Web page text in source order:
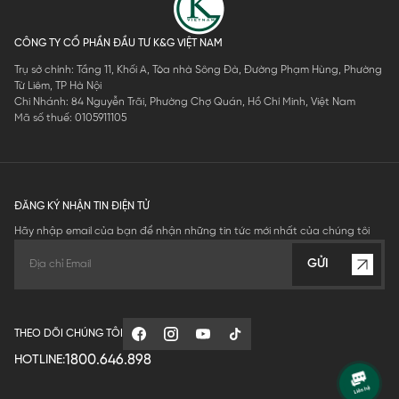
CÔNG TY CỔ PHẦN ĐẦU TƯ K&G VIỆT NAM
Trụ sở chính: Tầng 11, Khối A, Tòa nhà Sông Đà, Đường Phạm Hùng, Phường
Từ Liêm, TP Hà Nội
Chi Nhánh: 84 Nguyễn Trãi, Phường Chợ Quán, Hồ Chí Minh, Việt Nam
Mã số thuế: 0105911105
ĐĂNG KÝ NHẬN TIN ĐIỆN TỬ
Hãy nhập email của bạn để nhận những tin tức mới nhất của chúng tôi
GỬI
THEO DÕI CHÚNG TÔI
HOTLINE:1800.646.898